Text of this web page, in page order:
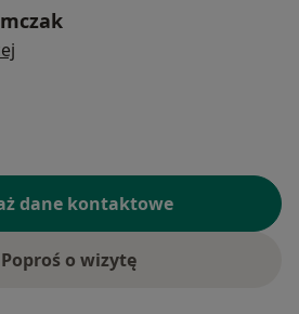
dane kontaktowe
Poproś o wizytę